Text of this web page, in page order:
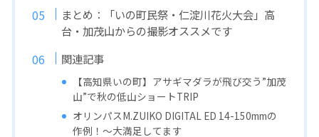
まとめ：「いの町民祭・仁淀川花火大会」高
台・加茂山からの撮影オススメです
関連記事
【高知県いの町】アサギマダラが飛び交う”加茂
山”で秋の低山ショートTRIP
オリンパスM.ZUIKO DIGITAL ED 14-150mmの
作例！〜大満足してます